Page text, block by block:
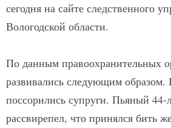
сегодня на сайте следственного
Вологодской области.
По данным правоохранительных
развивались следующим образом.
поссорились супруги. Пьяный
рассвирепел, что принялся бить